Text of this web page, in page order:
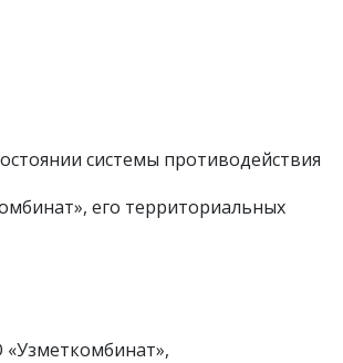
системы противодействия
его территориальных